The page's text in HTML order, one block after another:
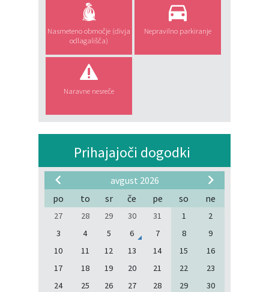
Nasmeteno območje (divja
odlagališča)
Nepravilno parkiranje
Naravne nesreče
Prihajajoči dogodki
avgust 2026
po
to sr če pe so ne
27 28 29 30 31 1
2
3
4 5 6 7 8
9
10
11 12 13 14 15
16
17
18 19 20 21 22
23
24
25 26 27 28 29
30